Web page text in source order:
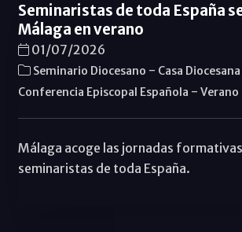
Seminaristas de toda España
Málaga en verano
01/07/2026
Seminario Diocesano - Casa Diocesana
Conferencia Episcopal Española - Verano
Málaga acoge las jornadas
seminaristas de toda España.